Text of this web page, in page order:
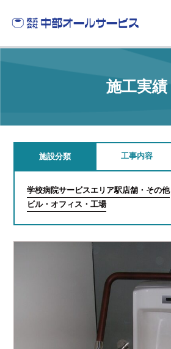
施工実績
施設分類 工事内容
学校病院サービスエリア駅店舗・その他
ビル・オフィス・工場